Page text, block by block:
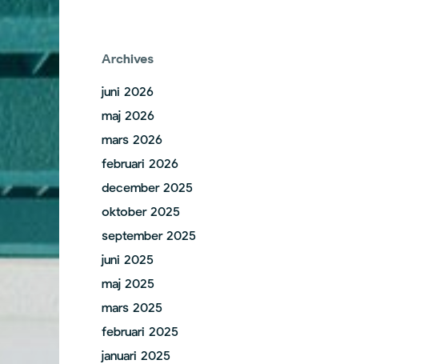
Archives
juni 2026
maj 2026
mars 2026
februari 2026
december 2025
oktober 2025
september 2025
juni 2025
maj 2025
mars 2025
februari 2025
januari 2025